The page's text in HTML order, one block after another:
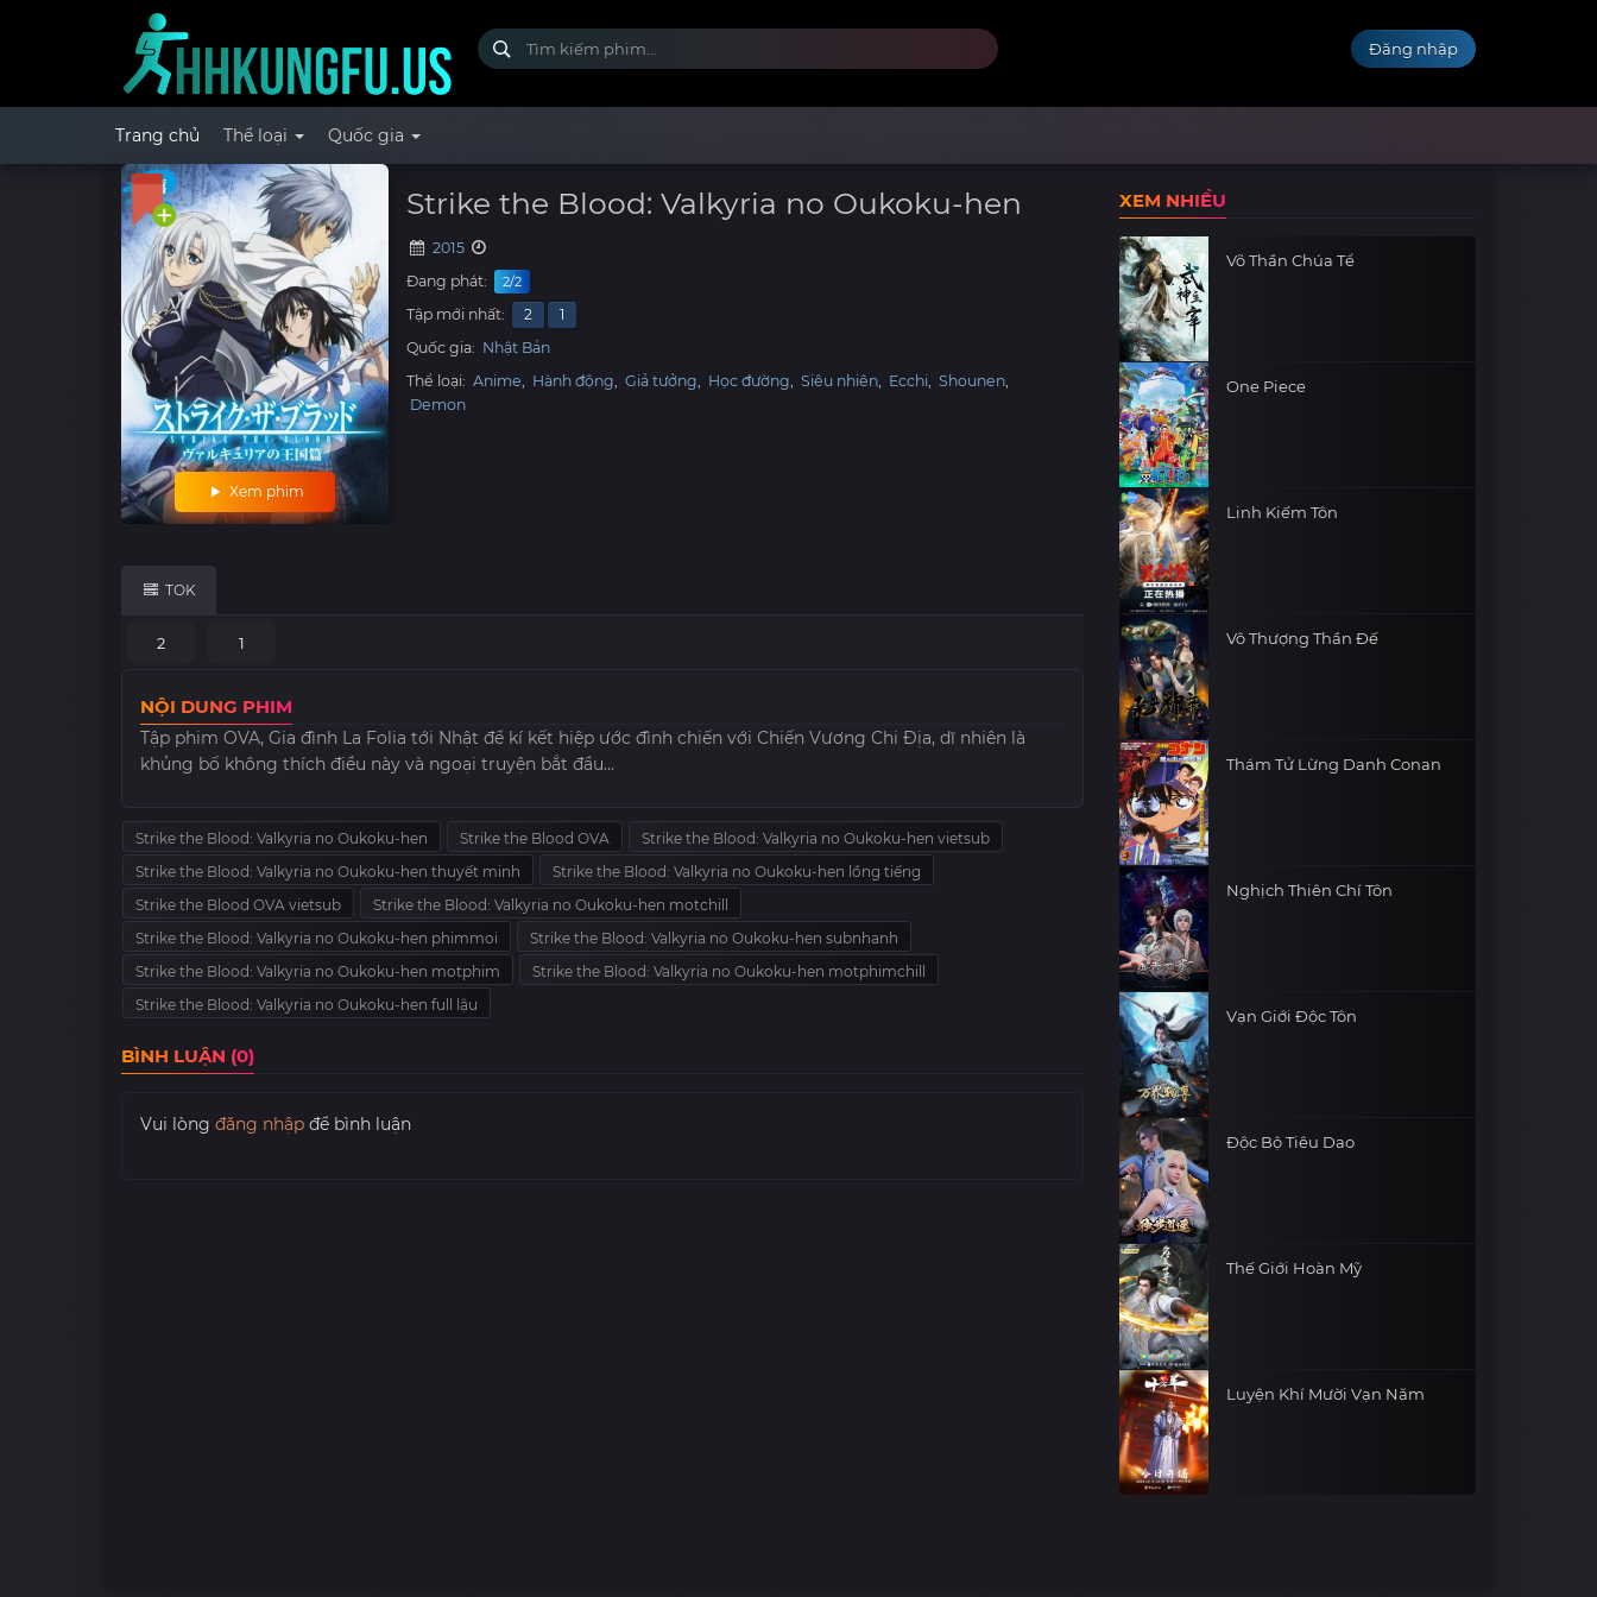
Đăng nhập
Trang chủ Thể loại Quốc gia
Xem phim
Strike the Blood: Valkyria no Oukoku-hen
2015
Đang phát:
2/2
Tập mới nhất: 2
1
Quốc gia: Nhật Bản
Thể loại: Anime, Hành động, Giả tưởng, Học đường, Siêu nhiên, Ecchi, Shounen,
Demon
TOK
2 1
NỘI DUNG PHIM
Tập phim OVA, Gia đình La Folia tới Nhật để kí kết hiệp ước đình chiến với Chiến Vương Chi Địa, dĩ nhiên là
khủng bố không thích điều này và ngoại truyện bắt đầu…
Strike the Blood: Valkyria no Oukoku-hen Strike the Blood OVA
Strike the Blood: Valkyria no Oukoku-hen vietsub
Strike the Blood: Valkyria no Oukoku-hen thuyết minh
Strike the Blood: Valkyria no Oukoku-hen lồng tiếng
Strike the Blood OVA vietsub
Strike the Blood: Valkyria no Oukoku-hen motchill
Strike the Blood: Valkyria no Oukoku-hen phimmoi
Strike the Blood: Valkyria no Oukoku-hen subnhanh
Strike the Blood: Valkyria no Oukoku-hen motphim
Strike the Blood: Valkyria no Oukoku-hen motphimchill
Strike the Blood: Valkyria no Oukoku-hen full lậu
BÌNH LUẬN (0)
Vui lòng đăng nhập để bình luận
XEM NHIỀU
Võ Thần Chúa Tể
One Piece
Linh Kiếm Tôn
Vô Thượng Thần Đế
Thám Tử Lừng Danh Conan
Nghịch Thiên Chí Tôn
Vạn Giới Độc Tôn
Độc Bộ Tiêu Dao
Thế Giới Hoàn Mỹ
Luyện Khí Mười Vạn Năm